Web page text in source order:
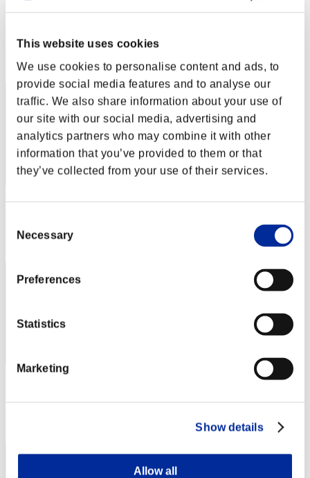
This website uses cookies
We use cookies to personalise content and ads, to
provide social media features and to analyse our
traffic. We also share information about your use of
our site with our social media, advertising and
analytics partners who may combine it with other
information that you’ve provided to them or that
they’ve collected from your use of their services.
Selection
Necessary
Preferences
Statistics
Marketing
Show details
Allow all
Arnold1304
RANK
42
RANK